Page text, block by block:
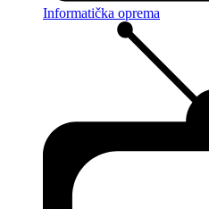
Informatička oprema